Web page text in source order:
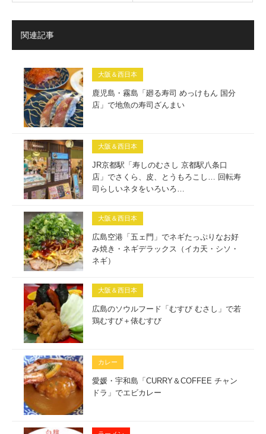
関連記事
大阪＆西日本
鹿児島・霧島「廻る寿司 めっけもん 国分
店」で地魚の寿司ざんまい
大阪＆西日本
JR京都駅「寿しのむさし 京都駅八条口
店」でさくら、皮、とうもろこし… 回転寿
司らしいネタをいろいろ…
大阪＆西日本
広島空港「五ェ門」でネギたっぷりなお好
み焼き・ネギデラックス（イカ天・シソ・
ネギ）
大阪＆西日本
広島のソウルフード「むすび むさし」で若
鶏むすび＋俵むすび
カレー
愛媛・宇和島「CURRY＆COFFEE チャン
ドラ」でエビカレー